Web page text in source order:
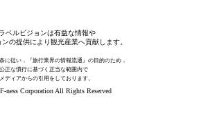
ベルビジョンは有益な情報や
の提供により観光産業へ貢献します。
に従い，『旅行業界の情報流通』の目的のため，
公正な慣行に基づく正当な範囲内で
ディアからの引用をしております。
ness Corporation All Rights Reserved